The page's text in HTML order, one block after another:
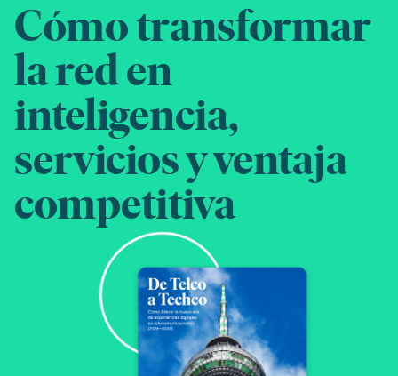
Cómo transformar
la red en
inteligencia,
servicios y ventaja
competitiva